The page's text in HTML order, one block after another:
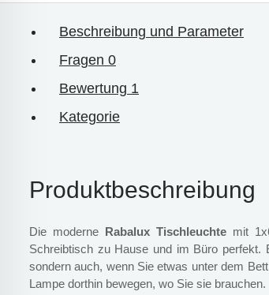
Beschreibung und Parameter
Fragen 0
Bewertung 1
Kategorie
Produktbeschreibung
Die moderne Rabalux Tischleuchtemit
Schreibtisch zu Hause und im Büro perfekt.
sondern auch, wenn Sie etwas unter dem
Lampe dorthin bewegen, wo Sie sie brauchen.